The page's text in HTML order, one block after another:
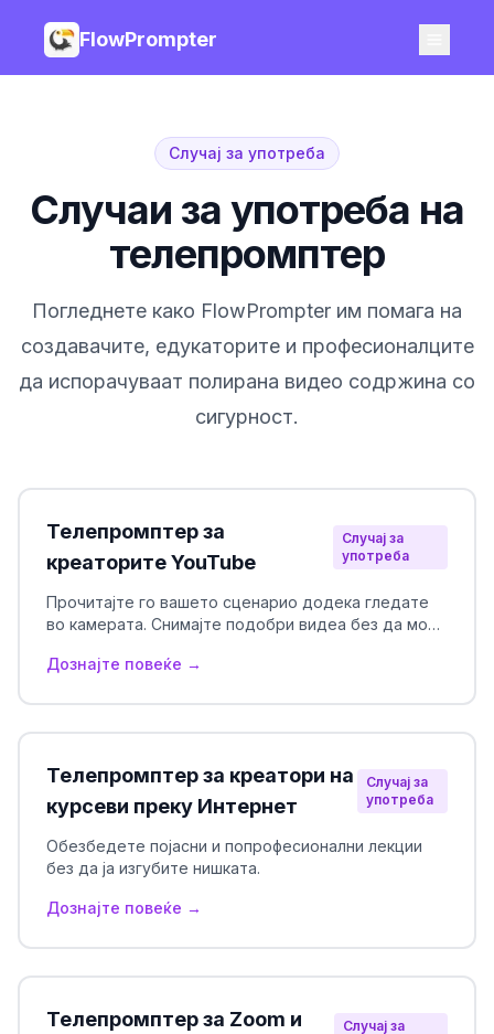
FlowPrompter
Случај за употреба
Случаи за употреба на
телепромптер
Погледнете како FlowPrompter им помага на
создавачите, едукаторите и професионалците
да испорачуваат полирана видео содржина со
сигурност.
Телепромптер за
креаторите YouTube
Случај за
употреба
Прочитајте го вашето сценарио додека гледате
во камерата. Снимајте подобри видеа без да мора
Дознајте повеќе →
Телепромптер за креатори на
курсеви преку Интернет
Случај за
употреба
Обезбедете појасни и попрофесионални лекции
без да ја изгубите нишката.
Дознајте повеќе →
Телепромптер за Zoom и
Случај за